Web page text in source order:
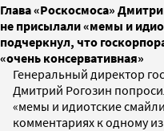
Глава «Роскосмоса»
не присылали «мемы и
подчеркнул, что
«очень консервативная»
Генеральный директор
Дмитрий Рогозин
«мемы и идиотские
комментариях к одному